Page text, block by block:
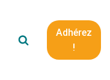
Adhérez
!